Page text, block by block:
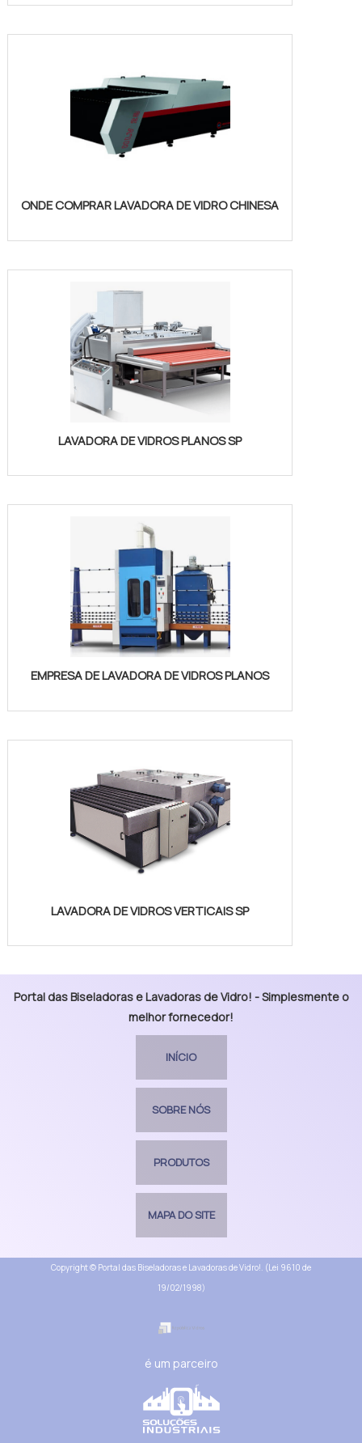
ONDE COMPRAR LAVADORA DE VIDRO CHINESA
LAVADORA DE VIDROS PLANOS SP
EMPRESA DE LAVADORA DE VIDROS PLANOS
LAVADORA DE VIDROS VERTICAIS SP
Portal das Biseladoras e Lavadoras de Vidro! - Simplesmente o
melhor fornecedor!
INÍCIO
SOBRE NÓS
PRODUTOS
MAPA DO SITE
Copyright © Portal das Biseladoras e Lavadoras de Vidro!. (Lei 9610 de
19/02/1998)
é um parceiro